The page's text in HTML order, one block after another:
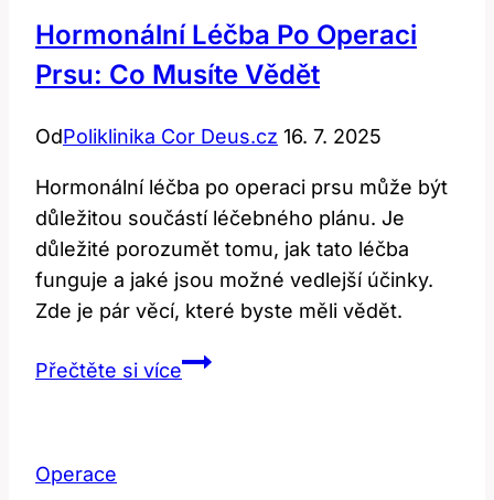
Hormonální Léčba Po Operaci
Prsu: Co Musíte Vědět
OdPoliklinika Cor Deus.cz 16. 7. 2025
Hormonální léčba po operaci prsu může být
důležitou součástí léčebného plánu. Je
důležité porozumět tomu, jak tato léčba
funguje a jaké jsou možné vedlejší účinky.
Zde je pár věcí, které byste měli vědět.
Přečtěte si víceHormonální
Operace